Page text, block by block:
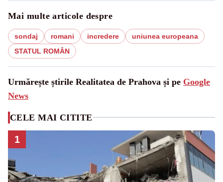
Mai multe articole despre
sondaj romani incredere
uniunea europeana
STATUL ROMÂN
Urmărește știrile Realitatea de Prahova și pe Google
News
CELE MAI CITITE
1